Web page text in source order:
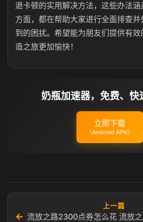
退卡顿的实用解决方法，这些办法
方面，都在帮助大家进行全面排查
到的困扰。希望能为朋友们提供有
造之旅更加愉快！
奶瓶加速器，免费、快
立即下载
（Android APK）
←
上一篇
流放之路2300点券怎么花 流放